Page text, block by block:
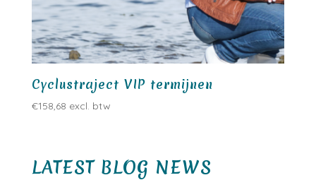
Cyclustraject VIP termijnen
€158,68 excl. btw
LATEST BLOG NEWS